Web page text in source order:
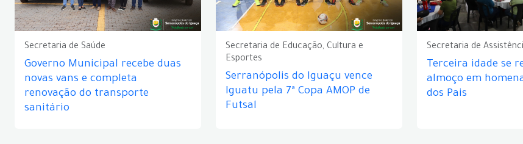
Secretaria de Saúde
Governo Municipal recebe duas
novas vans e completa
renovação do transporte
sanitário
Secretaria de Educação, Cultura e
Esportes
Serranópolis do Iguaçu vence
Iguatu pela 7ª Copa AMOP de
Futsal
Secretaria de
Terceira idade se
almoço em
dos Pais